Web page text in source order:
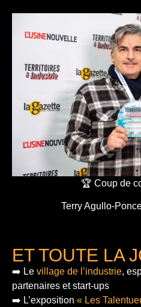
🏆 Coup de
Terry Agullo-
ET TOUTE LA
➡️ Le village de l’industrie,
partenaires et start-ups
➡️ L’exposition « Les